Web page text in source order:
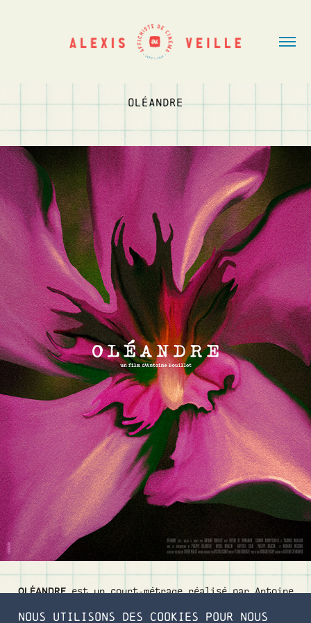
OLÉANDRE
OLÉANDREest un court-métrage réalisé par Antoine
Nous utilisons des cookies pour nous